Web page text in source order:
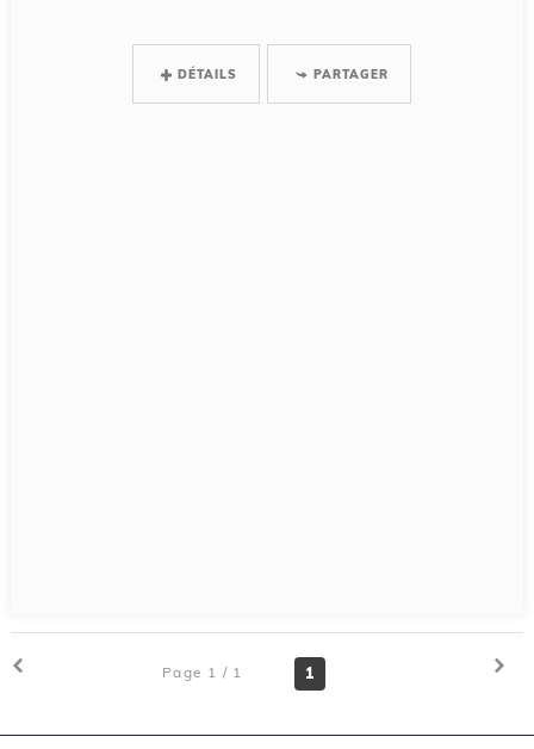
DÉTAILS PARTAGER
Page 1 / 1 1